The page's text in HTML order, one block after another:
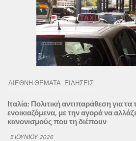
ΔΙΕΘΝΗ ΘΕΜΑΤΑ ΕΙΔΗΣΕΙΣ
Ιταλία: Πολιτική αντιπαράθεση για τα
ενοικιαζόμενα, με την αγορά να
κανονισμούς που τη διέπουν
5 ΙΟΥΝΊΟΥ 2026